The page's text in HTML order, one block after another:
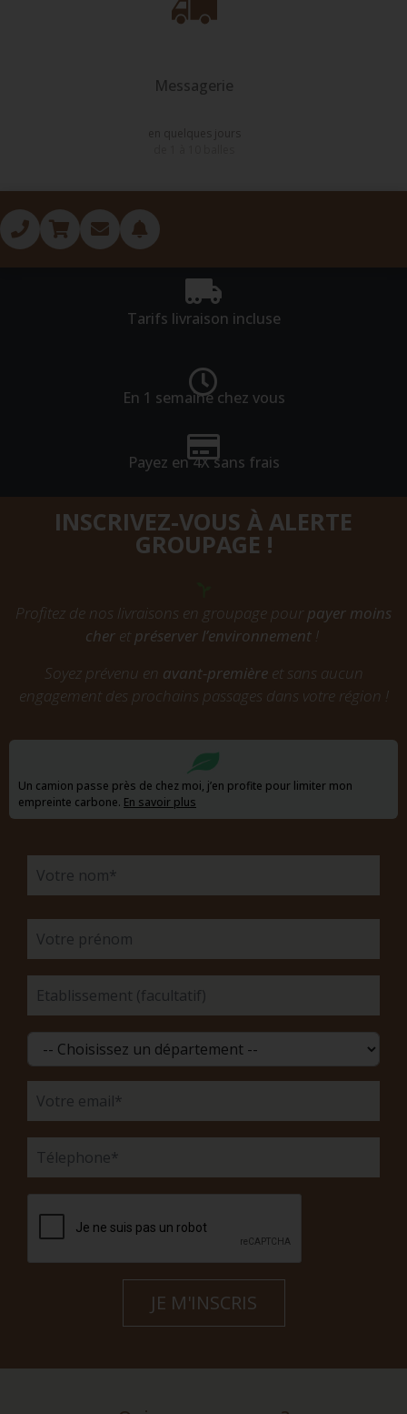
Messagerie
en quelques jours
Tarifs livraison incluse
En 1 semaine chez vous
Payez en 4X sans frais
INSCRIVEZ-VOUS À ALERTE
GROUPAGE !
Profitez de nos livraisons en groupage pourpayer moins
cheret préserver l’environnement!
Soyez prévenu en avant-premièreet sans aucun
engagement des prochains passages dans votre région !
Un camion passe près de chez moi, j’en profite pour limiter mon
empreinte carbone. En savoir plus